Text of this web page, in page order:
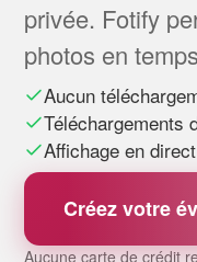
privée. Fotify
photos en
Aucun
Téléchargements
Affichage en
Créez votre
Aucune carte de crédit